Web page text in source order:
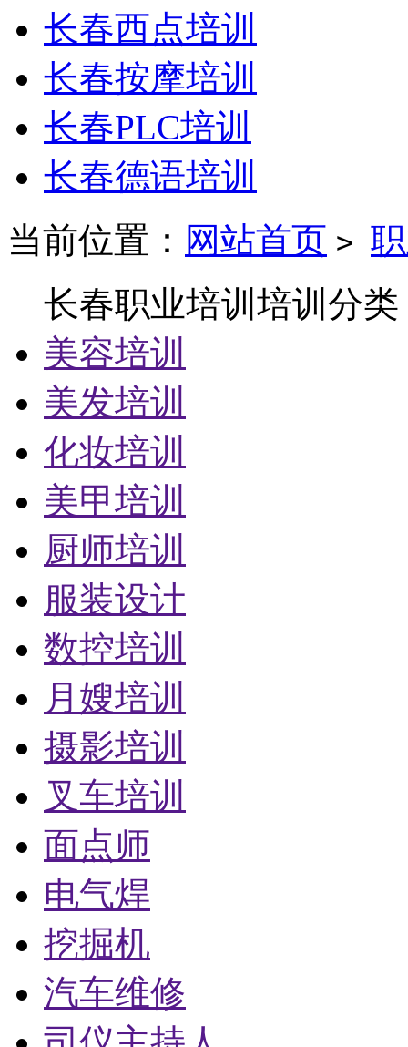
长春西点培训
长春按摩培训
长春PLC培训
长春德语培训
当前位置： 网站首页 >
长春职业培训培训分类
美容培训
美发培训
化妆培训
美甲培训
厨师培训
服装设计
数控培训
月嫂培训
摄影培训
叉车培训
面点师
电气焊
挖掘机
汽车维修